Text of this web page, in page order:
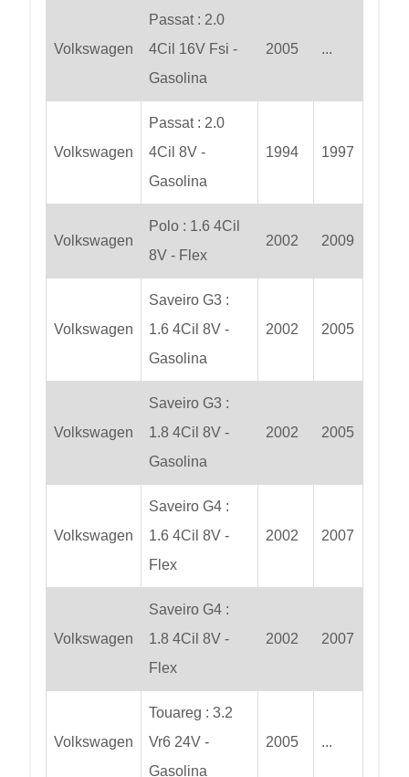
Volkswagen
Passat : 2.0
4Cil 16V Fsi -
Gasolina
2005 ...
Volkswagen
Passat : 2.0
4Cil 8V -
Gasolina
1994 1997
Volkswagen
Polo : 1.6 4Cil
8V - Flex
2002 2009
Volkswagen
Saveiro G3 :
1.6 4Cil 8V -
Gasolina
2002 2005
Volkswagen
Saveiro G3 :
1.8 4Cil 8V -
Gasolina
2002 2005
Volkswagen
Saveiro G4 :
1.6 4Cil 8V -
Flex
2002 2007
Volkswagen
Saveiro G4 :
1.8 4Cil 8V -
Flex
2002 2007
Volkswagen
Touareg : 3.2
Vr6 24V -
Gasolina
2005 ...